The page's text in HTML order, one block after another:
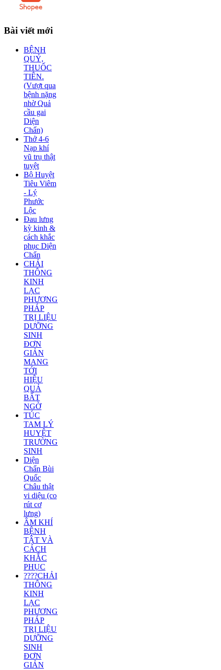
Bài viết mới
BỆNH
QUỶ,
THUỐC
TIÊN.
(Vượt qua
bệnh nặng
nhờ Quả
cầu gai
Diện
Chẩn)
Thở 4-6
Nạp khí
vũ trụ thật
tuyệt
Bộ Huyệt
Tiêu Viêm
- Lý
Phước
Lộc
Đau lưng
kỳ kinh &
cách khắc
phục Diện
Chẩn
CHẢI
THÔNG
KINH
LẠC
PHƯƠNG
PHÁP
TRỊ LIỆU
DƯỠNG
SINH
ĐƠN
GIẢN
MANG
TỚI
HIỆU
QUẢ
BẤT
NGỜ
TÚC
TAM LÝ
HUYỆT
TRƯỜNG
SINH
Diện
Chẩn Bùi
Quốc
Châu thật
vi diệu (co
rút cơ
lưng)
ÂM KHÍ
BỆNH
TẬT VÀ
CÁCH
KHẮC
PHỤC
????CHẢI
THÔNG
KINH
LẠC
PHƯƠNG
PHÁP
TRỊ LIỆU
DƯỠNG
SINH
ĐƠN
GIẢN